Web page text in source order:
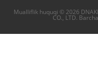
Mualliflik huquqi © 2026
CO., LTD.